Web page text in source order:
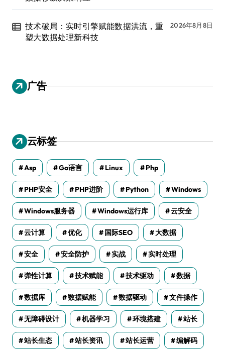
技术破局：实时引擎赋能数据洪流，重
塑大数据处理新科技
2026年8月8日
广告
云标签
Asp Go语言 Linux Php
PHP安全 PHP进阶 Python Windows
Windows服务器 Windows运行库 云安全
云计算 优化 国际SEO 大数据
安全 安全防护 实战 实时处理
弹性计算 技术赋能 技术驱动 数据
数据库 数据赋能 数据驱动 文件操作
无障碍设计 机器学习 环境搭建 站长
站长生态 站长资讯 站长运营 编解码